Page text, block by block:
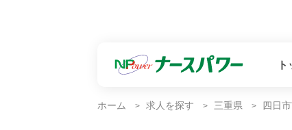
ホーム 求人を探す 三重県 四日